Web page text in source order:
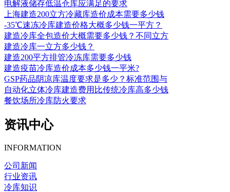
电解液储存低温仓库应满足的要求
上海建造200立方冷藏库造价成本需要多少钱
-35℃速冻冷库建造价格大概多少钱一平方？
建造冷库全包造价大概需要多少钱？不同立方
建造冷库一立方多少钱？
建造200平方排管冷冻库需要多少钱
建造疫苗冷库造价成本多少钱一平米?
GSP药品阴凉库温度要求是多少？标准范围与
自动化立体冷库建造费用比传统冷库高多少钱
餐饮场所冷库防火要求
资讯中心
INFORMATION
公司新闻
行业资讯
冷库知识